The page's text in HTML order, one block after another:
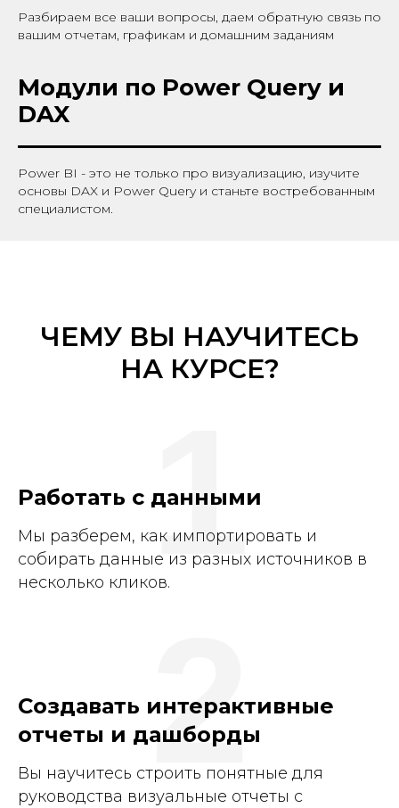
Разбираем все ваши вопросы, даем обратную связь по
вашим отчетам, графикам и домашним заданиям
Модули по Power Query и
DAX
Power BI - это не только про визуализацию, изучите
основы DAX и Power Query и станьте востребованным
специалистом.
ЧЕМУ ВЫ НАУЧИТЕСЬ
НА КУРСЕ?
Работать с данными
Мы разберем, как импортировать и
собирать данные из разных источников в
несколько кликов.1
Cоздавать интерактивные
отчеты и дашборды
Вы научитесь строить понятные для
руководства визуальные отчеты с
2